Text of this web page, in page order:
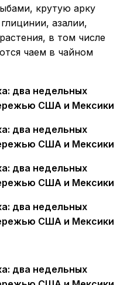
крутую арку
азалии,
в том числе
чаем в чайном